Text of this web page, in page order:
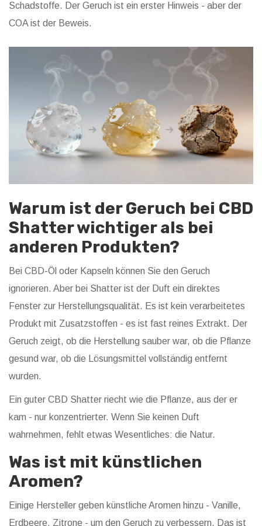
Schadstoffe. Der Geruch ist ein erster Hinweis - aber der
COA ist der Beweis.
Warum ist der Geruch bei CBD
Shatter wichtiger als bei
anderen Produkten?
Bei CBD-Öl oder Kapseln können Sie den Geruch
ignorieren. Aber bei Shatter ist der Duft ein direktes
Fenster zur Herstellungsqualität. Es ist kein verarbeitetes
Produkt mit Zusatzstoffen - es ist fast reines Extrakt. Der
Geruch zeigt, ob die Herstellung sauber war, ob die Pflanze
gesund war, ob die Lösungsmittel vollständig entfernt
wurden.
Ein guter CBD Shatter riecht wie die Pflanze, aus der er
kam - nur konzentrierter. Wenn Sie keinen Duft
wahrnehmen, fehlt etwas Wesentliches: die Natur.
Was ist mit künstlichen
Aromen?
Einige Hersteller geben künstliche Aromen hinzu - Vanille,
Erdbeere, Zitrone - um den Geruch zu verbessern. Das ist